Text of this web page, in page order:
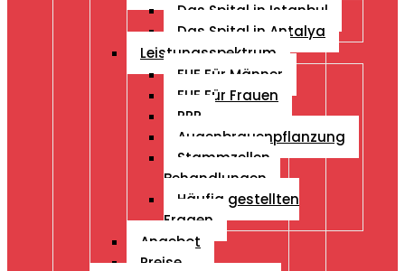
Das Spital in Istanbul
Das Spital in Antalya
Leistungsspektrum
FUE Für Männer
FUE Für Frauen
PRP
Augenbrauenpflanzung
Stammzellen
Behandlungen
Häufig gestellten
Fragen
Angebot
Preise